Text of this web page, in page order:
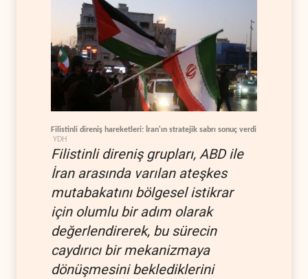
Filistinli direniş hareketleri: İran'ın stratejik sabrı sonuç verdi
YDH
Filistinli direniş grupları, ABD ile
İran arasında varılan ateşkes
mutabakatını bölgesel istikrar
için olumlu bir adım olarak
değerlendirerek, bu sürecin
caydırıcı bir mekanizmaya
dönüşmesini beklediklerini